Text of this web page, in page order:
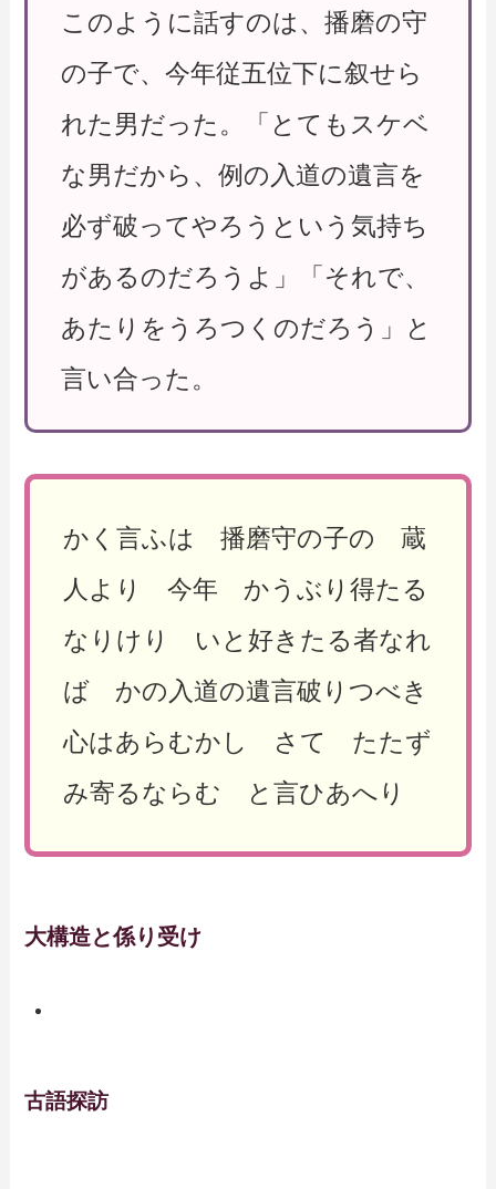
このように話すのは、播磨の守
の子で、今年従五位下に叙せら
れた男だった。「とてもスケベ
な男だから、例の入道の遺言を
必ず破ってやろうという気持ち
があるのだろうよ」「それで、
あたりをうろつくのだろう」と
言い合った。
かく言ふは 播磨守の子の 蔵
人より 今年 かうぶり得たる
なりけり いと好きたる者なれ
ば かの入道の遺言破りつべき
心はあらむかし さて たたず
み寄るならむ と言ひあへり
大構造と係り受け
古語探訪